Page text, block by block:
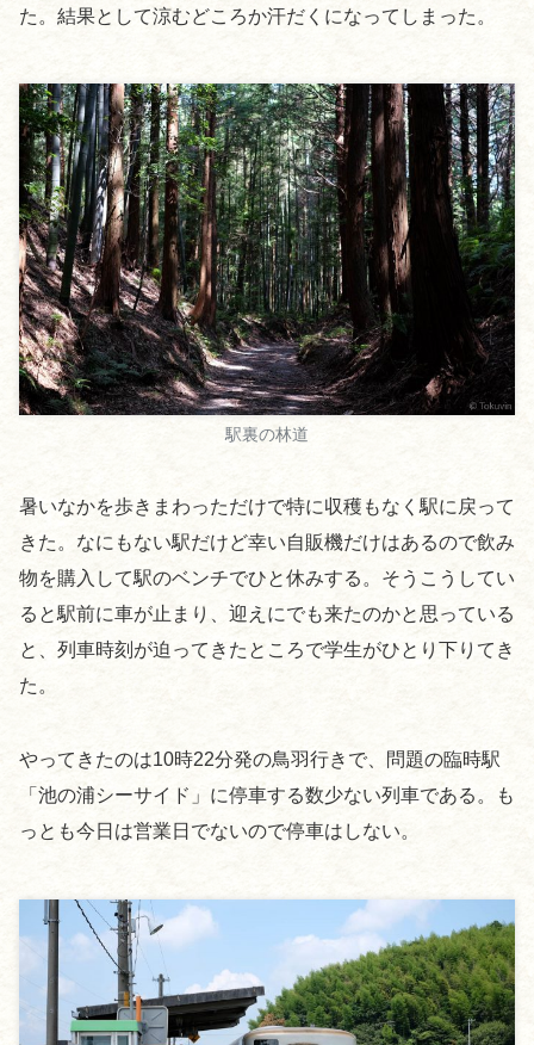
た。結果として涼むどころか汗だくになってしまった。
駅裏の林道
暑いなかを歩きまわっただけで特に収穫もなく駅に戻って
きた。なにもない駅だけど幸い自販機だけはあるので飲み
物を購入して駅のベンチでひと休みする。そうこうしてい
ると駅前に車が止まり、迎えにでも来たのかと思っている
と、列車時刻が迫ってきたところで学生がひとり下りてき
た。
やってきたのは10時22分発の鳥羽行きで、問題の臨時駅
「池の浦シーサイド」に停車する数少ない列車である。も
っとも今日は営業日でないので停車はしない。